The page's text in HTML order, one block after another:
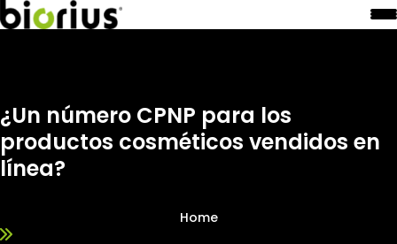
¿Un número CPNP para los
productos cosméticos vendidos en
línea?
Home